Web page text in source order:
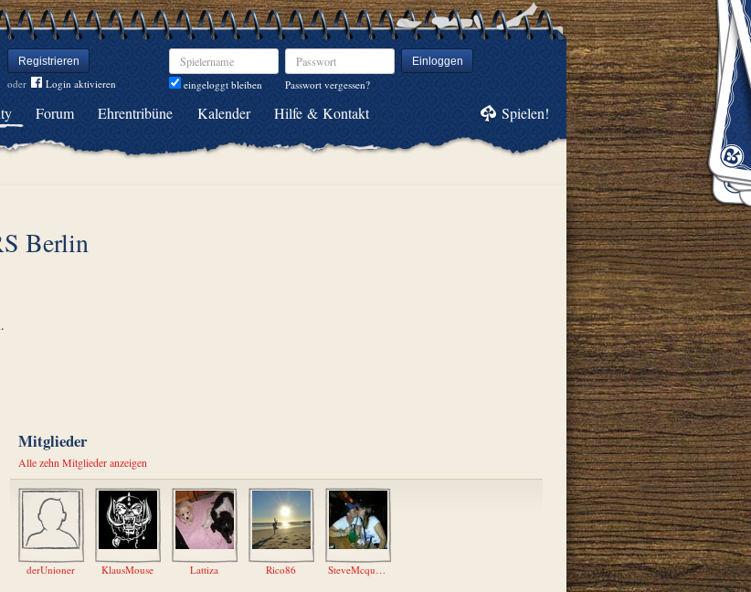
Registrieren
oder Login aktivieren
Spielername
eingeloggt bleiben
Passwort Einloggen
Passwort vergessen?
Forum Ehrentribüne Kalender Hilfe & Kontakt Spielen!
Berlin
Mitglieder
Alle zehn Mitglieder anzeigen
derUnioner KlausMouse Lattiza Rico86 SteveMcqueen